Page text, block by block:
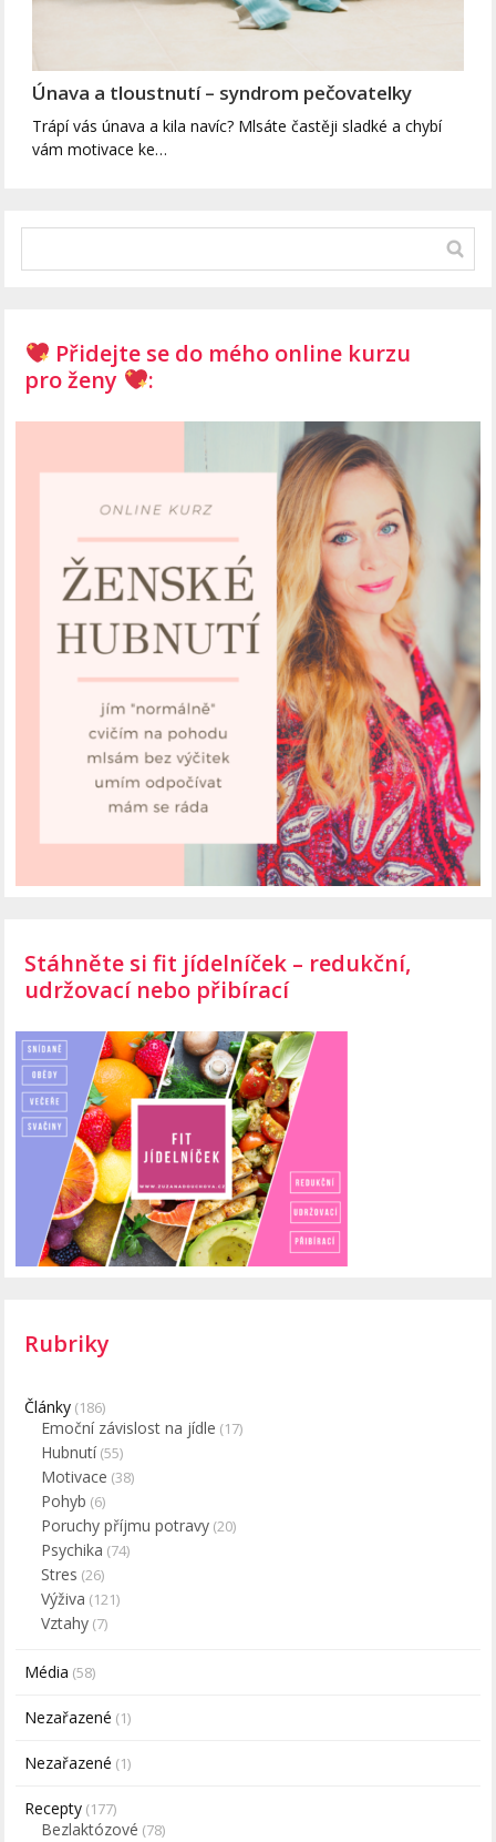
Únava a tloustnutí – syndrom pečovatelky
Trápí vás únava a kila navíc? Mlsáte častěji sladké a chybí
vám motivace ke…
Přidejte se do mého online kurzu
pro ženy
:
Stáhněte si fit jídelníček – redukční,
udržovací nebo přibírací
Rubriky
Články (186)
Emoční závislost na jídle (17)
Hubnutí(55)
Motivace (38)
Pohyb (6)
Poruchy příjmu potravy (20)
Psychika (74)
Stres (26)
Výživa (121)
Vztahy (7)
Média (58)
Nezařazené (1)
Nezařazené (1)
Recepty (177)
Bezlaktózové (78)